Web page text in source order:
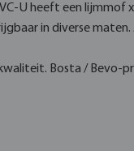
U heeft een lijmmof
in diverse
Bosta / Bevo-
en worden